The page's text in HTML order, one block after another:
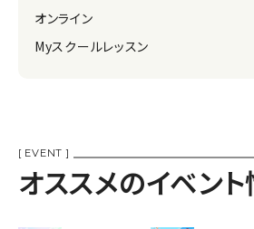
オンライン
Myスクールレッスン
[ EVENT ]
オススメのイベン